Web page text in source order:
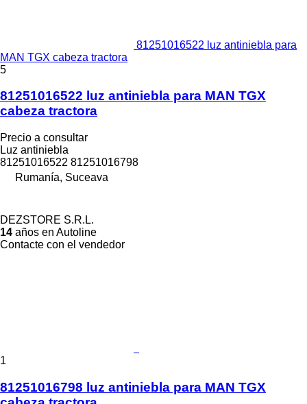
81251016522 luz antiniebla para
MAN TGX cabeza tractora
5
81251016522 luz antiniebla para MAN TGX
cabeza tractora
Precio a consultar
Luz antiniebla
81251016522 81251016798
Rumanía, Suceava
DEZSTORE S.R.L.
14 años en Autoline
Contacte con el vendedor
1
81251016798 luz antiniebla para MAN TGX